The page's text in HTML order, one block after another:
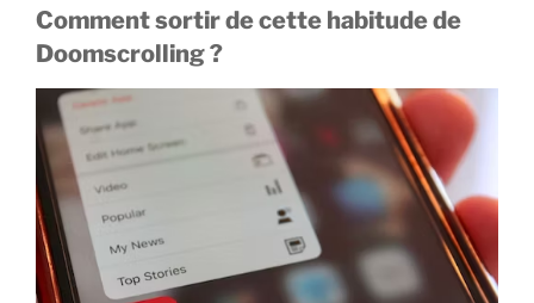
Comment sortir de cette habitude de
Doomscrolling ?